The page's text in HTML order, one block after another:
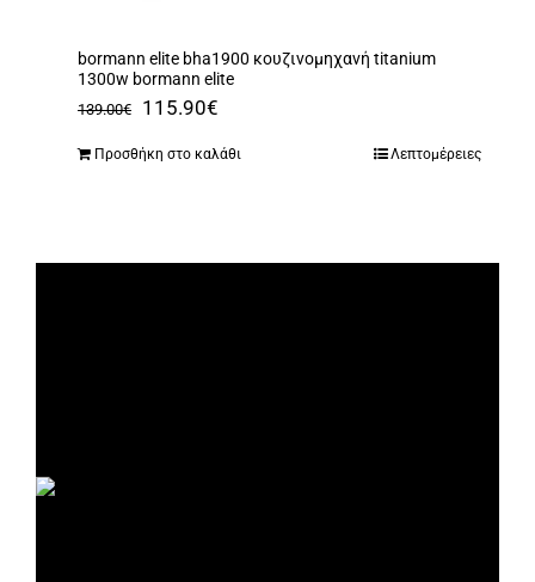
bormann elite bha1900 κουζινομηχανή titanium
1300w bormann elite
139.00€
Original
price
115.90€
τρέχουσα
Προσθήκη στο καλάθι Λεπτομέρειες